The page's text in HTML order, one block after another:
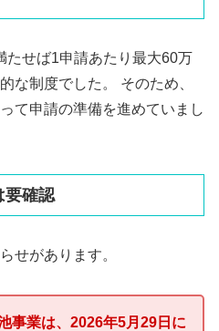
たせば1申請あたり最大60万
な制度でした。 そのため、
て申請の準備を進めていまし
要確認
せがあります。
事業は、2026年5月29日に